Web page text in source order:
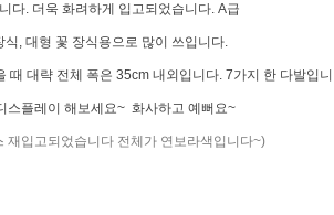
다. 더욱 화려하게 입고되었습니다. A급
식, 대형 꽃 장식용으로 많이 쓰입니다.
때 대략 전체 폭은 35cm 내외입니다. 7가지 한 다발입
스플레이 해보세요~ 화사하고 예뻐요~
재입고되었습니다 전체가 연보라색입니다~)